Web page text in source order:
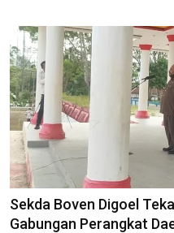
Sekda Boven Digoel
Gabungan Perangkat